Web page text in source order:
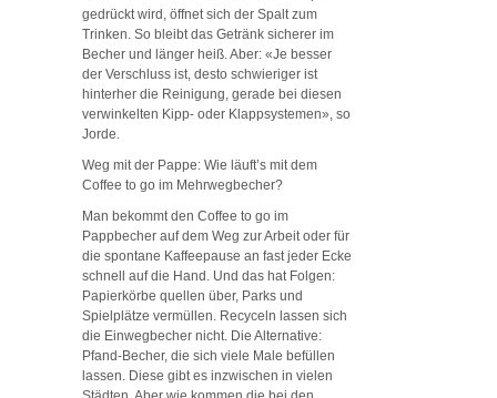
gedrückt wird, öffnet sich der Spalt zum
Trinken. So bleibt das Getränk sicherer im
Becher und länger heiß. Aber: «Je besser
der Verschluss ist, desto schwieriger ist
hinterher die Reinigung, gerade bei diesen
verwinkelten Kipp- oder Klappsystemen», so
Jorde.
Weg mit der Pappe: Wie läuft’s mit dem
Coffee to go im Mehrwegbecher?
Man bekommt den Coffee to go im
Pappbecher auf dem Weg zur Arbeit oder für
die spontane Kaffeepause an fast jeder Ecke
schnell auf die Hand. Und das hat Folgen:
Papierkörbe quellen über, Parks und
Spielplätze vermüllen. Recyceln lassen sich
die Einwegbecher nicht. Die Alternative:
Pfand-Becher, die sich viele Male befüllen
lassen. Diese gibt es inzwischen in vielen